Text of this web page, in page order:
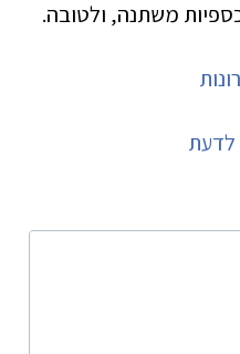
משתנה, ולטובה.
לדעת